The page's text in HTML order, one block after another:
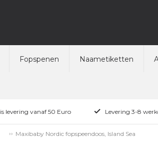
Fopspenen Naametiketten
levering vanaf 50 Euro Levering 3-8
Maxibaby Nordic fopspeendoos, Island Sea